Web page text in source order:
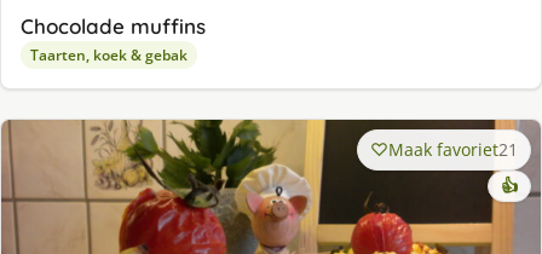
Chocolade muffins
Taarten, koek & gebak
Maak favoriet21
👍